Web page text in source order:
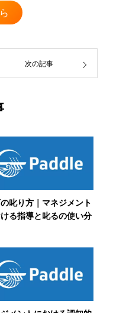
次の記事
叱り方｜マネジメント
る指導と叱るの使い分